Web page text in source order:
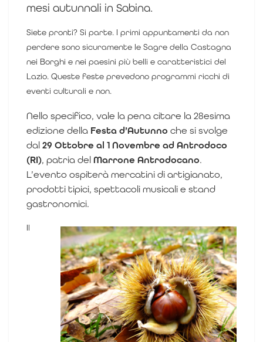
mesi autunnali in Sabina.
Siete pronti? Si parte. I primi appuntamenti da non
perdere sono sicuramente le Sagre della Castagna
nei Borghi e nei paesini più belli e caratteristici del
Lazio. Queste feste prevedono programmi ricchi di
eventi culturali e non.
Nello specifico, vale la pena citare la 28esima
edizione della Festa d’Autunno che si svolge
dal 29 Ottobre al 1 Novembre ad Antrodoco
(RI), patria del Marrone Antrodocano.
L’evento ospiterà mercatini di artigianato,
prodotti tipici, spettacoli musicali e stand
gastronomici.
Il